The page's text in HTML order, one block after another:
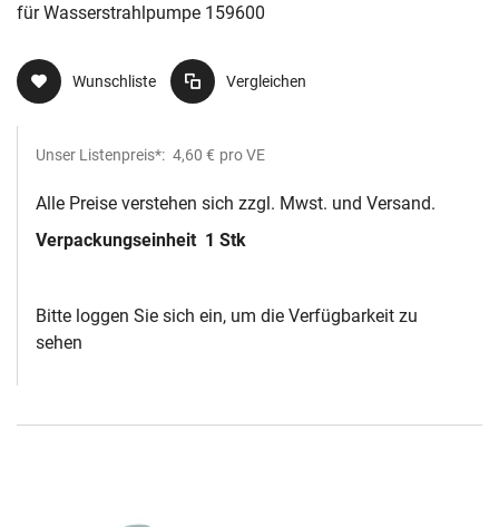
für Wasserstrahlpumpe 159600
Wunschliste Vergleichen
Unser Listenpreis*: 4,60 € pro VE
Alle Preise verstehen sich zzgl. Mwst. und Versand.
Verpackungseinheit 1 Stk
Bitte loggen Sie sich ein, um die Verfügbarkeit zu
sehen